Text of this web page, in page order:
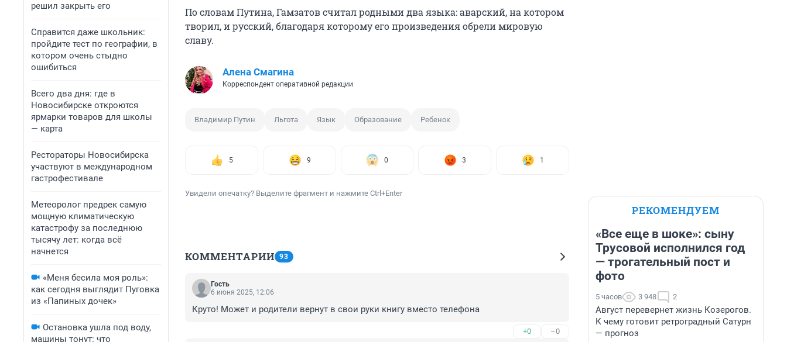
решил закрыть его
Справится даже школьник:
пройдите тест по географии, в
котором очень стыдно
ошибиться
Всего два дня: где в
Новосибирске откроются
ярмарки товаров для школы
— карта
Рестораторы Новосибирска
участвуют в международном
гастрофестивале
Метеоролог предрек самую
мощную климатическую
катастрофу за последнюю
тысячу лет: когда всё
начнется
«Меня бесила моя роль»:
как сегодня выглядит Пуговка
из «Папиных дочек»
Остановка ушла под воду,
машины тонут: что
По словам Путина, Гамзатов считал родными два языка: аварский, на котором
творил, и русский, благодаря которому его произведения обрели мировую
славу.
Алена Смагина
Корреспондент оперативной редакции
Владимир Путин Льгота Язык Образование Ребенок
5 9 0 3 1
Увидели опечатку? Выделите фрагмент и нажмите Ctrl+Enter
КОММЕНТАРИИ 93
Гость
6 июня 2025, 12:06
Круто! Может и родители вернут в свои руки книгу вместо телефона
+0 –0
РЕКОМЕНДУЕМ
«Все еще в шоке»: сыну
Трусовой исполнился год
— трогательный пост и
фото
5 часов 3 948 2
Август перевернет жизнь Козерогов.
К чему готовит ретроградный Сатурн
— прогноз